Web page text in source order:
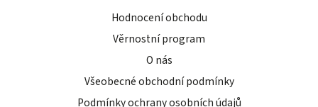
Hodnocení obchodu
Věrnostní program
O nás
Všeobecné obchodní podmínky
Podmínky ochrany osobních údajů